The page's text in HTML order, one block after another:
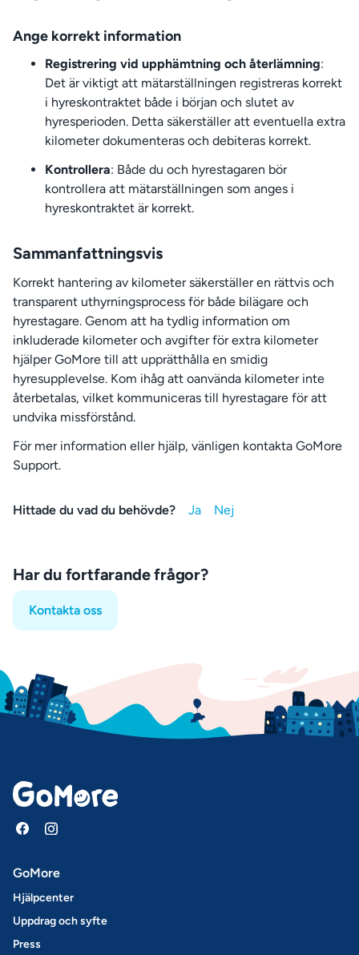
Ange korrekt information
Registrering vid upphämtning och återlämning:
Det är viktigt att mätarställningen registreras korrekt
i hyreskontraktet både i början och slutet av
hyresperioden. Detta säkerställer att eventuella extra
kilometer dokumenteras och debiteras korrekt.
Kontrollera: Både du och hyrestagaren bör
kontrollera att mätarställningen som anges i
hyreskontraktet är korrekt.
Sammanfattningsvis
Korrekt hantering av kilometer säkerställer en rättvis och
transparent uthyrningsprocess för både bilägare och
hyrestagare. Genom att ha tydlig information om
inkluderade kilometer och avgifter för extra kilometer
hjälper GoMore till att upprätthålla en smidig
hyresupplevelse. Kom ihåg att oanvända kilometer inte
återbetalas, vilket kommuniceras till hyrestagare för att
undvika missförstånd.
För mer information eller hjälp, vänligen kontakta GoMore
Support.
Hittade du vad du behövde?
Har du fortfarande frågor?
Kontakta oss
GoMore
Hjälpcenter
Uppdrag och syfte
Press